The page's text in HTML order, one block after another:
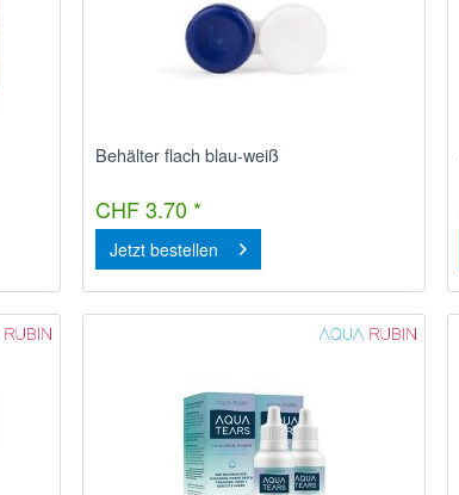
Behälter flach blau-weiß
CHF 3.70 *
Jetzt bestellen